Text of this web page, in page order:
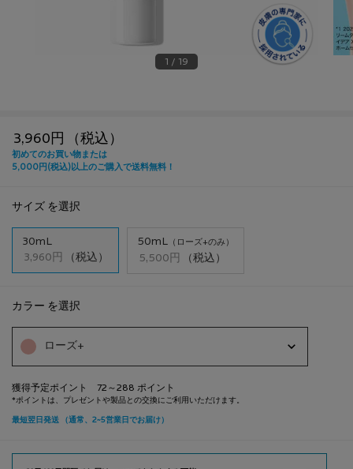
1 / 19
3,960円 （税込）
サイズ を選択
選択済み
30mL
3,960円
（税込）
, 1/2 選択済み
50mL
5,500円
（税込）
, 2/2
カラー を選択
ローズ+
獲得予定ポイント 72～288 ポイント